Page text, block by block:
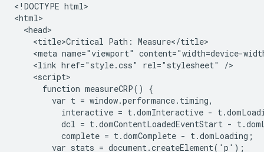
<!DOCTYPE html>
<html>
  <head>
    <title>Critical Path: Measure</title>
<meta name="viewport" content="width=device-
    <link href="style.css" rel="stylesheet" />
    <script>
      function measureCRP() {
        var t = window.performance.timing,
interactive = t.domInteractive -
dcl = t.domContentLoadedEventStart -
          complete = t.domComplete - t.domLoading;
        var stats = document.createElement('p');